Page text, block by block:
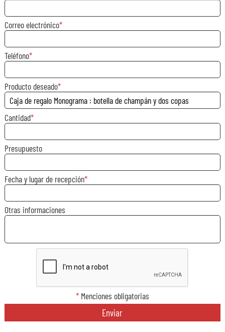
Correo electrónico
Teléfono
Producto deseado
Cantidad
Presupuesto
Fecha y lugar de recepción
Otras informaciones
*Menciones obligatorias
Enviar